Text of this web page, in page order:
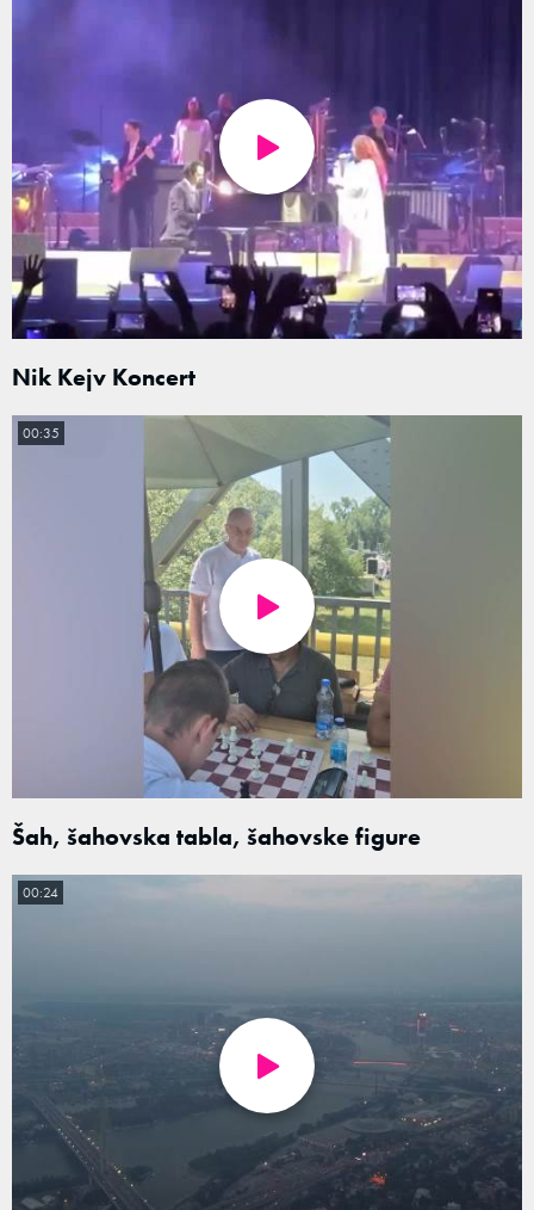
Nik Kejv Koncert
Šah, šahovska tabla, šahovske figure
00:35
00:24